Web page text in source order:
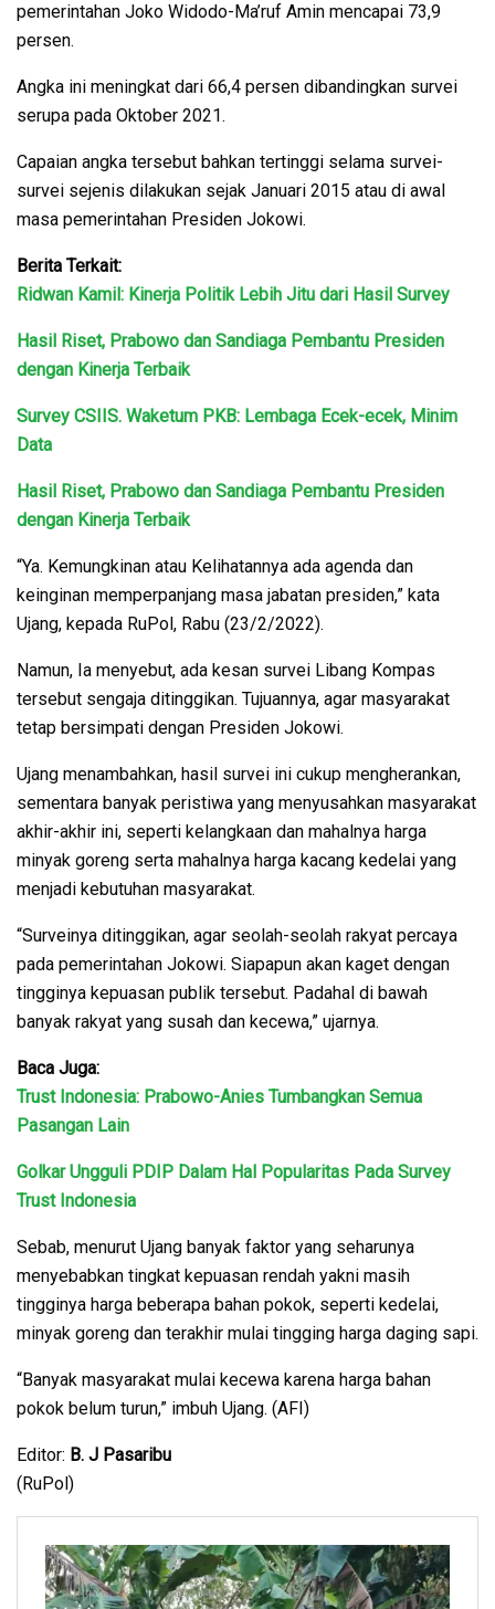
pemerintahan Joko Widodo-Ma’ruf Amin mencapai 73,9
persen.
Angka ini meningkat dari 66,4 persen dibandingkan survei
serupa pada Oktober 2021.
Capaian angka tersebut bahkan tertinggi selama survei-
survei sejenis dilakukan sejak Januari 2015 atau di awal
masa pemerintahan Presiden Jokowi.
Berita Terkait:
Ridwan Kamil: Kinerja Politik Lebih Jitu dari Hasil Survey
Hasil Riset, Prabowo dan Sandiaga Pembantu Presiden
dengan Kinerja Terbaik
Survey CSIIS. Waketum PKB: Lembaga Ecek-ecek, Minim
Data
Hasil Riset, Prabowo dan Sandiaga Pembantu Presiden
dengan Kinerja Terbaik
“Ya. Kemungkinan atau Kelihatannya ada agenda dan
keinginan memperpanjang masa jabatan presiden,” kata
Ujang, kepada RuPol, Rabu (23/2/2022).
Namun, Ia menyebut, ada kesan survei Libang Kompas
tersebut sengaja ditinggikan. Tujuannya, agar masyarakat
tetap bersimpati dengan Presiden Jokowi.
Ujang menambahkan, hasil survei ini cukup mengherankan,
sementara banyak peristiwa yang menyusahkan masyarakat
akhir-akhir ini, seperti kelangkaan dan mahalnya harga
minyak goreng serta mahalnya harga kacang kedelai yang
menjadi kebutuhan masyarakat.
“Surveinya ditinggikan, agar seolah-seolah rakyat percaya
pada pemerintahan Jokowi. Siapapun akan kaget dengan
tingginya kepuasan publik tersebut. Padahal di bawah
banyak rakyat yang susah dan kecewa,” ujarnya.
Baca Juga:
Trust Indonesia: Prabowo-Anies Tumbangkan Semua
Pasangan Lain
Golkar Ungguli PDIP Dalam Hal Popularitas Pada Survey
Trust Indonesia
Sebab, menurut Ujang banyak faktor yang seharunya
menyebabkan tingkat kepuasan rendah yakni masih
tingginya harga beberapa bahan pokok, seperti kedelai,
minyak goreng dan terakhir mulai tingging harga daging sapi.
“Banyak masyarakat mulai kecewa karena harga bahan
pokok belum turun,” imbuh Ujang. (AFI)
Editor: B. J Pasaribu
(RuPol)